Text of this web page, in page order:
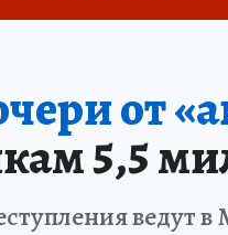
ЗАПОВЕДНАЯ РОССИЯ
от
5,5
ведут в